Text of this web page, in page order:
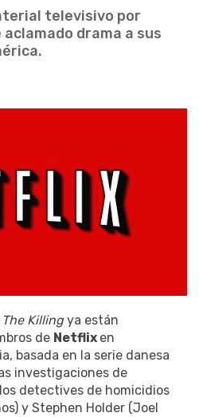
televisivo por
drama a sus
The Killingya están
de Netflix en
basada en la serie danesa
investigaciones de
detectives de homicidios
y Stephen Holder (Joel